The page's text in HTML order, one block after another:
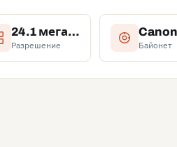
24.1 мегапикселя (6000 x 4000 пикселей)
Разрешение Байонет